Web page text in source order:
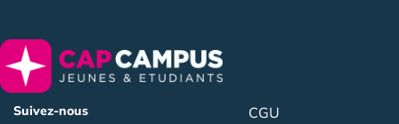
Suivez-nous
CGU